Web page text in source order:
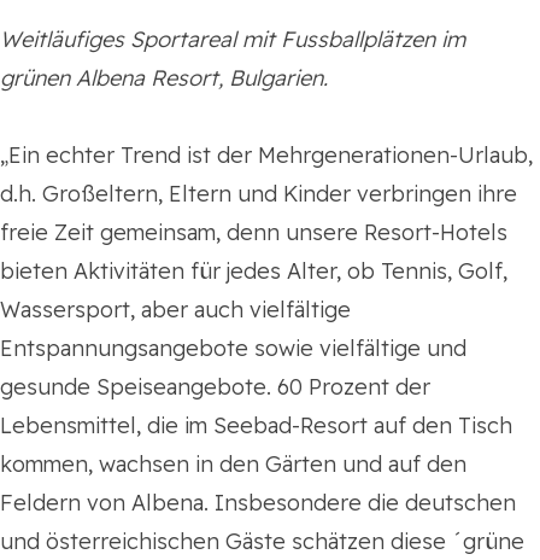
Weitläufiges Sportareal mit Fussballplätzen im
grünen Albena Resort, Bulgarien.
„Ein echter Trend ist der Mehrgenerationen-Urlaub,
d.h. Großeltern, Eltern und Kinder verbringen ihre
freie Zeit gemeinsam, denn unsere Resort-Hotels
bieten Aktivitäten für jedes Alter, ob Tennis, Golf,
Wassersport, aber auch vielfältige
Entspannungsangebote sowie vielfältige und
gesunde Speiseangebote. 60 Prozent der
Lebensmittel, die im Seebad-Resort auf den Tisch
kommen, wachsen in den Gärten und auf den
Feldern von Albena. Insbesondere die deutschen
und österreichischen Gäste schätzen diese ´grüne